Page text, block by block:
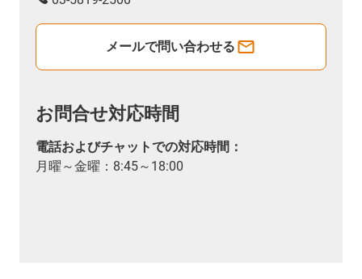
メールで問い合わせる
お問合せ対応時間
電話およびチャットでの対応時間：
月曜～金曜：8:45～18:00